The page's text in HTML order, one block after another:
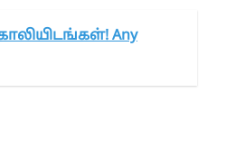
Any